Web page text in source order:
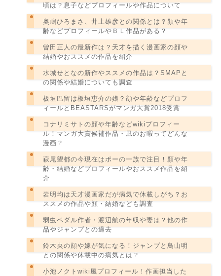
頃は？息子などプロフィールや作品について
奥嶋ひろまさ、井上雄彦との関係とは？顏や年
齢などプロフィールやＢＬ作品がある？
曽田正人の最新作は？天才を描く漫画家の顔や
結婚やおススメの作品を紹介
水城せとなの新作やススメの作品は？SMAPと
の関係や結婚についても調査
板垣巴留は板垣恵介の娘？顔や年齢などプロフ
ィールとBEASTARSがマンガ大賞2018受賞
コナリミサトの顔や年齢などwikiプロフィー
ル！マンガ大賞候補作品・凪のお暇ってどんな
漫画？
萩尾望都の今現在はポーの一族で注目！顏や年
齢・結婚などプロフィールやおススメ作品を紹
介
岩明均は天才漫画家だが病気で休載しがち？お
ススメの作品や顔・結婚なども調査
弱虫ペダル作者・渡辺航の年収や妻は？他の作
品やジャンプとの過去
鈴木央の顔や嫁が気になる！ジャンプと鳥山明
との関係や休載中の病気とは？
小池ノクトwiki風プロフィール！作画担当した